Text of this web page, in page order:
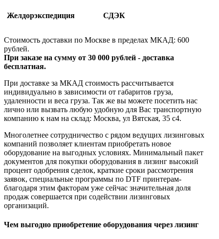
Желдорэкспедиция СДЭК
Стоимость доставки по Москве в пределах МКАД: 600
рублей.
При заказе на сумму от 30 000 рублей - доставка
бесплатная.
При доставке за МКАД стоимость рассчитывается
индивидуально в зависимости от габаритов груза,
удаленности и веса груза. Так же вы можете посетить нас
лично или вызвать любую удобную для Вас транспортную
компанию к нам на склад: Москва, ул Вятская, 35 c4.
Многолетнее сотрудничество с рядом ведущих лизинговых
компаний позволяет клиентам приобретать новое
оборудование на выгодных условиях. Минимальный пакет
документов для покупки оборудования в лизинг высокий
процент одобрения сделок, краткие сроки рассмотрения
заявок, специальные программы по DTF принтерам-
благодаря этим факторам уже сейчас значительная доля
продаж совершается при содействии лизинговых
организаций.
Чем выгодно приобретение оборудования через лизинг